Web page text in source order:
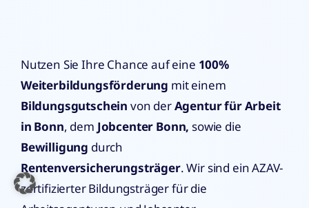
Nutzen Sie Ihre Chance auf eine 100%
Weiterbildungsförderung mit einem
Bildungsgutschein von derAgentur für Arbeit
in Bonn, dem Jobcenter Bonn, sowie die
Bewilligung durch
Rentenversicherungsträger. Wir sind ein AZAV-
zertifizierter Bildungsträger für die